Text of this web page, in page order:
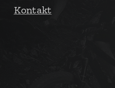
Kontakt